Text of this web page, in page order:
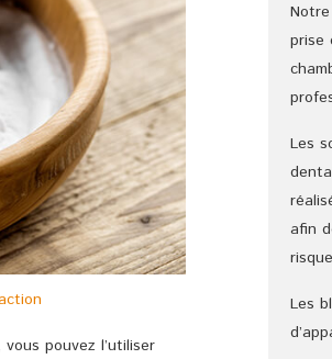
pouvez l’utiliser
prise
Les
afin
Les